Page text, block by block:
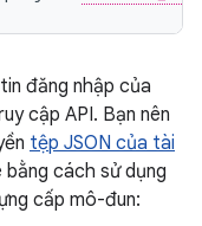
đăng nhập của
cập API. Bạn nên
tệp JSON của tài
cách sử dụng
cấp mô-đun: